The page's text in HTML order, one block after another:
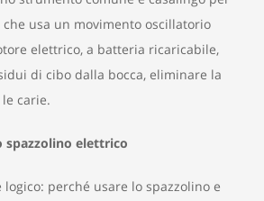
usa un movimento oscillatorio
elettrico, a batteria ricaricabile,
di cibo dalla bocca, eliminare la
carie.
spazzolino elettrico
perché usare lo spazzolino e